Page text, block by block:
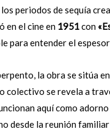
periodos de sequía
en el cine en 1951con
para entender el
la obra se sitúa
colectivo se revela a
aquí como
desde la reunión